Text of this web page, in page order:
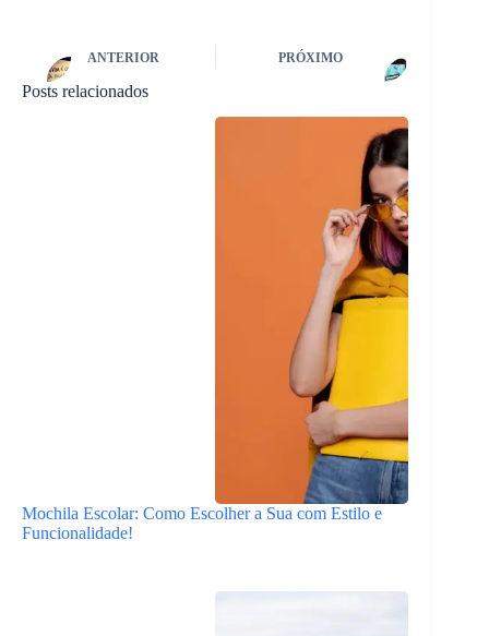
ANTERIOR PRÓXIMO
Posts relacionados
Mochila Escolar: Como Escolher a Sua com Estilo e
Funcionalidade!